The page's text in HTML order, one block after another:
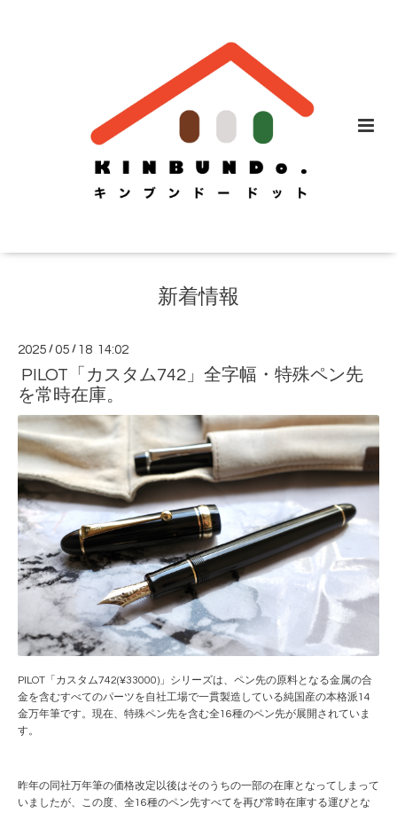
新着情報
2025 /05 / 18 14:02
PILOT「カスタム742」全字幅・特殊ペン先
を常時在庫。
PILOT「カスタム742(¥33000)」シリーズは、ペン先の原料となる金属の合
金を含むすべてのパーツを自社工場で一貫製造している純国産の本格派14
金万年筆です。現在、特殊ペン先を含む全16種のペン先が展開されていま
す。
昨年の同社万年筆の価格改定以後はそのうちの一部の在庫となってしまって
いましたが、この度、全16種のペン先すべてを再び常時在庫する運びとな